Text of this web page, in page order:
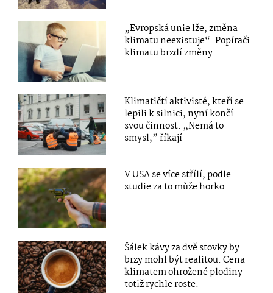
„Evropská unie lže, změna
klimatu neexistuje“. Popírači
klimatu brzdí změny
Klimatičtí aktivisté, kteří se
lepili k silnici, nyní končí
svou činnost. „Nemá to
smysl,” říkají
V USA se více střílí, podle
studie za to může horko
Šálek kávy za dvě stovky by
brzy mohl být realitou. Cena
klimatem ohrožené plodiny
totiž rychle roste.